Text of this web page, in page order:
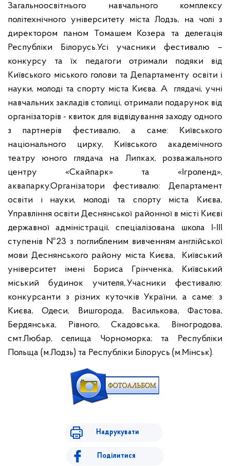
Загальноосвітнього навчального комплексу
політехнічного університету міста Лодзь, на чолі з
директором паном Томашем Козера та делегація
Республіки Білорусь.Усі учасники фестивалю –
конкурсу та їх педагоги отримали подяки від
Київського міського голови та Департаменту освіти і
науки, молоді та спорту міста Києва. А глядачі, учні
навчальних закладів столиці, отримали подарунок від
організаторів - квиток для відвідування заходу одного
з партнерів фестивалю, а саме: Київського
національного цирку, Київського академічного
театру юного глядача на Липках, розважального
центру «Скайпарк» та «Ігроленд»,
аквапарку.Організатори фестивалю: Департамент
освіти і науки, молоді та спорту міста Києва,
Управління освіти Деснянської районної в місті Києві
державної адміністрації, спеціалізована школа І-ІІІ
ступенів №23 з поглибленим вивченням англійської
мови Деснянського району міста Києва, Київський
університет імені Бориса Грінченка, Київський
міський будинок учителя,.Учасники фестивалю:
конкурсанти з різних куточків України, а саме: з
Києва, Одеси, Вишгорода, Василькова, Фастова,
Бердянська, Рівного, Скадовська, Віногродова,
смт.Любар, селища Чорноморка; та Республіки
Польща (м.Лодзь) та Республіки Білорусь (м.Мінськ).
Надрукувати
Поділитися